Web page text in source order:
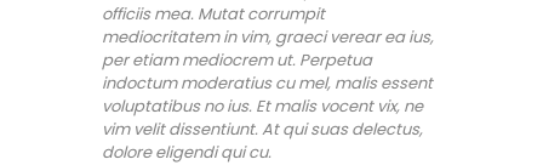
officiis mea. Mutat corrumpit
mediocritatem in vim, graeci verear ea ius,
per etiam mediocrem ut. Perpetua
indoctum moderatius cu mel, malis essent
voluptatibus no ius. Et malis vocent vix, ne
vim velit dissentiunt. At qui suas delectus,
dolore eligendi qui cu.